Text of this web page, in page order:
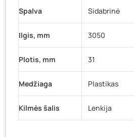
Spalva Sidabrinė
Ilgis, mm 3050
Plotis, mm 31
Medžiaga Plastikas
Kilmės šalis Lenkija